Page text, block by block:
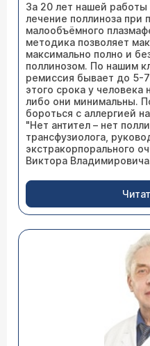
За 20 лет нашей
лечение поллиноза при
малообъёмного
методика позволяет
максимально полно и
поллинозом. По нашим
ремиссия бывает до 5-
этого срока у человека
либо они минимальны.
бороться с аллергией
"Нет антител – нет
трансфузиолога,
экстракорпорального
Виктора